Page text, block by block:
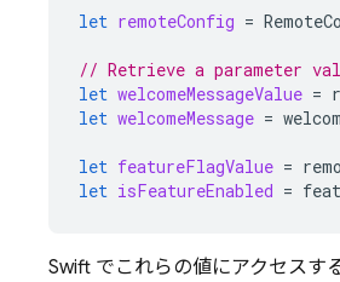
let remoteConfig =
// Retrieve a parameter
let welcomeMessageValue =
let welcomeMessage =
let featureFlagValue =
let isFeatureEnabled =
Swift でこれらの値にアクセスす